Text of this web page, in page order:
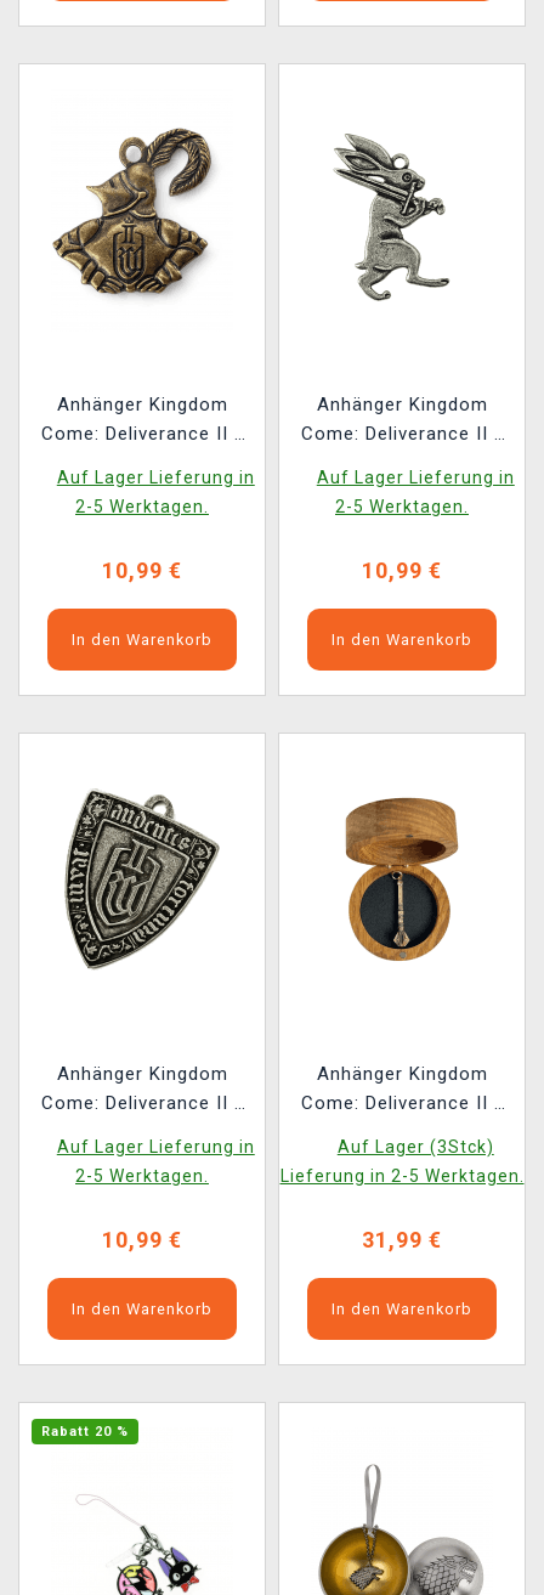
Anhänger Kingdom
Come: Deliverance II -
Auf Lager Lieferung in
2-5 Werktagen.
10,99 €
In den Warenkorb
Anhänger Kingdom
Come: Deliverance II -
Auf Lager Lieferung in
2-5 Werktagen.
10,99 €
In den Warenkorb
Anhänger Kingdom
Come: Deliverance II -
Auf Lager Lieferung in
2-5 Werktagen.
10,99 €
In den Warenkorb
Anhänger Kingdom
Come: Deliverance II -
Žižka + Box (bronze)
Auf Lager (3Stck)
Lieferung in 2-5 Werktagen.
31,99 €
In den Warenkorb
Rabatt 20 %